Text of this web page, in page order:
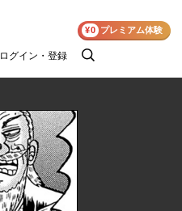
ログイン・登録
検
¥0 プレミアム体験